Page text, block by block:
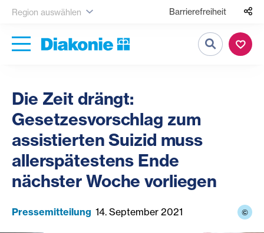
Region auswählen Barrierefreiheit
Suche
Die Zeit drängt:
Gesetzesvorschlag zum
assistierten Suizid muss
allerspätestens Ende
nächster Woche vorliegen
Pressemitteilung 14. September 2021 ©